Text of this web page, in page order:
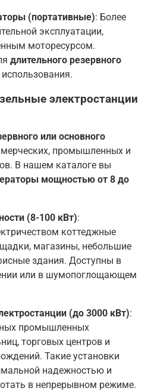
(портативные): Более
эксплуатации,
моторесурсом.
длительного резервного
использования.
электростанции
или основного
промышленных и
В нашем каталоге вы
мощностью от 8 до
(8-100 кВт):
коттеджные
магазины, небольшие
здания. Доступны в
или в шумопоглощающем
(до 3000 кВт):
промышленных
торговых центров и
Такие установки
надежностью и
в непрерывном режиме.